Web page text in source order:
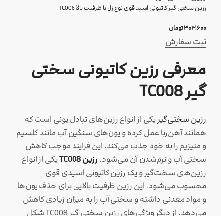
رزین سختی گیر کاتیونی اسید قوی نوع ژل با ظرفیت بالا TC008
۳۰۳,۶۰۰تومان
ثبت سفارش
معرفی رزین کاتیونی سختی
گیر TC008
رزین سختی‌گیر یکی از انواع رزین‌های تبادل یونی است که
همانند آهن‌ربا عمل کرده و یون‌های سنگین آب مانند کلسیم
و منیزیم را به خود جذب می‌کند. این فرایند موجب کاهش
سختی آب و نرم‌شدن آن می‌شود. رزینTC008یکی از انواع
رزین‌های سخت‌گیر و یک رزین کاتیونی اسیدی قوی
محسوب می‌شود. این رزین ظرفیت بالایی برای حذف یون‌ها
و مواد معدنی داشته و سختی آب را به میزان زیادی کاهش
می‌دهد. از دیگر ویژگی‌های رزین سختی گیر TC008 شکل